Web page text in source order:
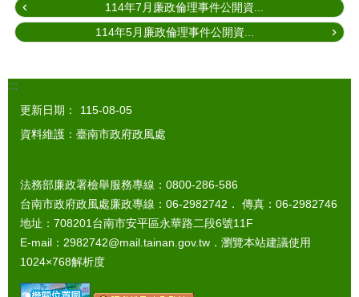
114年7月廉政倫理事件公開資...
114年5月廉政倫理事件公開資...
:::
更新日期：
115-08-05
資料維護：臺南市政府政風處
法務部廉政署檢舉服務專線：0800-286-586
台南市政府政風處廉政專線：06-2982742． 傳真：06-2982746
地址：708201台南市安平區永華路二段6號11F
E-mail：2982742@mail.tainan.gov.tw．瀏覽本站建議使用
1024×768解析度